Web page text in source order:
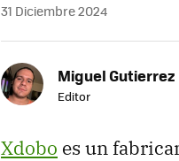
31 Diciembre 2024
Miguel Gutierrez
Editor
Xdobo es un